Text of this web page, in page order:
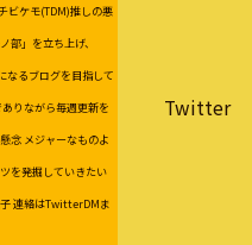
ビケモ(TDM)推しの悪
」を立ち上げ、
なるブログを目指して
りながら毎週更新を
念 メジャーなものよ
を発掘していきたい
連絡はTwitterDMま
Twitter